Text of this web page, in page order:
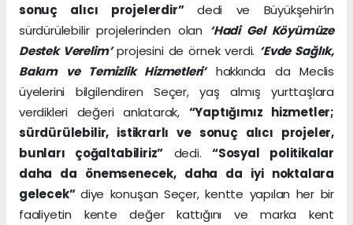
sonuç alıcı projelerdir” dedi ve Büyükşehir’in
sürdürülebilir projelerinden olan ‘Hadi Gel Köyümüze
Destek Verelim’projesini de örnek verdi. ‘Evde Sağlık,
Bakım ve Temizlik Hizmetleri’hakkında da Meclis
üyelerini bilgilendiren Seçer, yaş almış yurttaşlara
verdikleri değeri anlatarak, “Yaptığımız hizmetler;
sürdürülebilir, istikrarlı ve sonuç alıcı projeler,
bunları çoğaltabiliriz” dedi.“Sosyal politikalar
daha da önemsenecek, daha da iyi noktalara
gelecek” diye konuşan Seçer, kentte yapılan her bir
faaliyetin kente değer kattığını ve marka kent